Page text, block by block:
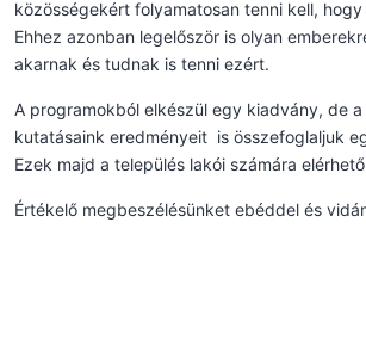
közösségekért folyamatosan tenni kell,
Ehhez azonban legelőször is olyan
akarnak és tudnak is tenni ezért.
A programokból elkészül egy kiadvány, de
kutatásaink eredményeit is összefoglaljuk
Ezek majd a település lakói számára
Értékelő megbeszélésünket ebéddel és